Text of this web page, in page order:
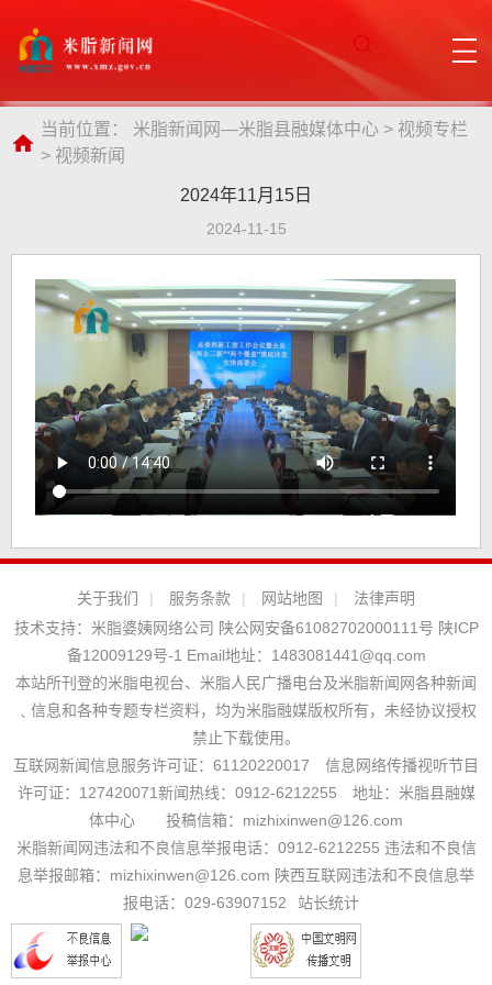
当前位置： 米脂新闻网—米脂县融媒体中心 > 视频专栏
> 视频新闻
2024年11月15日
2024-11-15
关于我们 | 服务条款 | 网站地图 |
法律声明
技术支持： 米脂婆姨网络公司 陕公网安备61082702000111号 陕ICP
备12009129号-1 Email地址： 1483081441@qq.com
本站所刊登的米脂电视台、米脂人民广播电台及米脂新闻网各种新闻
﹑信息和各种专题专栏资料，均为米脂融媒版权所有，未经协议授权
禁止下载使用。
互联网新闻信息服务许可证：61120220017 信息网络传播视听节目
许可证：127420071新闻热线：0912-6212255 地址：米脂县融媒
体中心 投稿信箱：mizhixinwen@126.com
米脂新闻网违法和不良信息举报电话：0912-6212255 违法和不良信
息举报邮箱：mizhixinwen@126.com 陕西互联网违法和不良信息举
报电话：029-63907152
站长统计